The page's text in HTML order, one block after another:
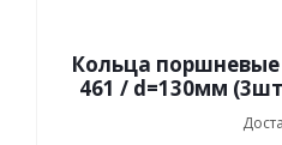
Кольца
461 / d=130мм